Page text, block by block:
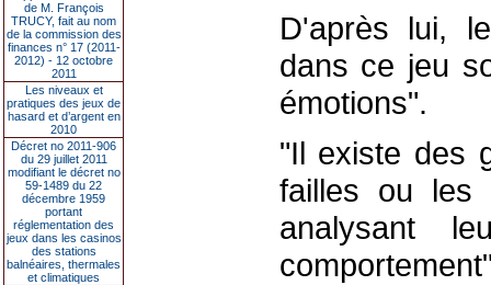
de M. François
TRUCY, fait au nom
de la commission des
finances n° 17 (2011-
2012) - 12 octobre
2011
Les niveaux et
pratiques des jeux de
hasard et d’argent en
2010
Décret no 2011-906
du 29 juillet 2011
modifiant le décret no
59-1489 du 22
décembre 1959
portant
réglementation des
jeux dans les casinos
des stations
balnéaires, thermales
et climatiques
D'après lui,
dans ce jeu
émotions".
"Il existe des
failles ou les
analysant